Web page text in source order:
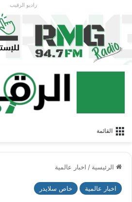
راديو الرقيب
القائمة
الرئيسية / اخبار عالمية
اخبار عالمية خاص سلايدر